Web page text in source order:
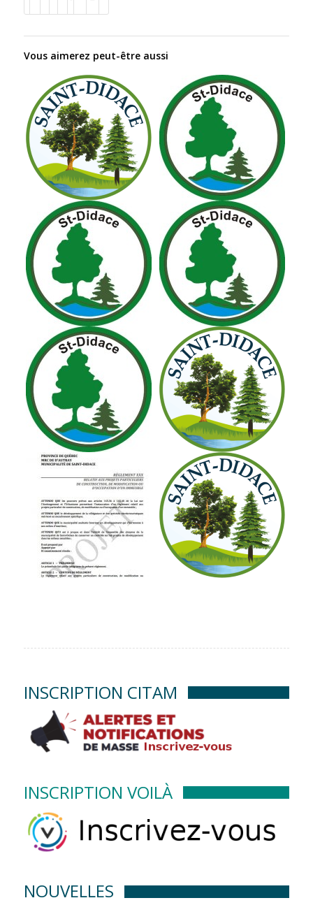
Vous aimerez peut-être aussi
INSCRIPTION CITAM
INSCRIPTION VOILÀ
NOUVELLES